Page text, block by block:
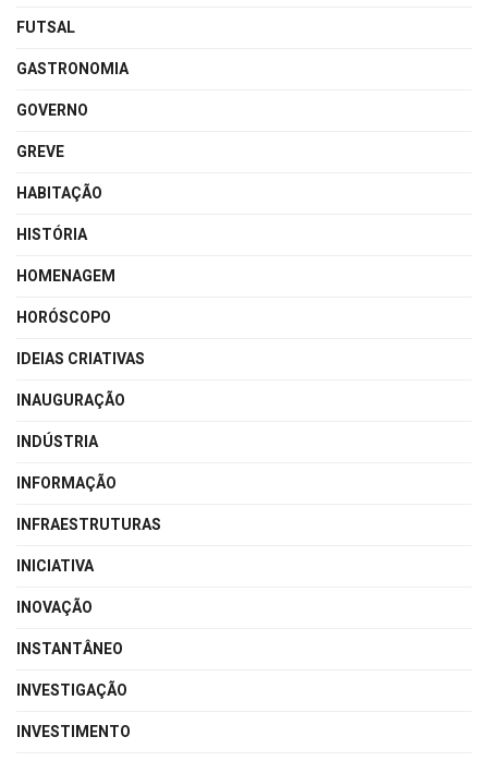
FUTSAL
GASTRONOMIA
GOVERNO
GREVE
HABITAÇÃO
HISTÓRIA
HOMENAGEM
HORÓSCOPO
IDEIAS CRIATIVAS
INAUGURAÇÃO
INDÚSTRIA
INFORMAÇÃO
INFRAESTRUTURAS
INICIATIVA
INOVAÇÃO
INSTANTÂNEO
INVESTIGAÇÃO
INVESTIMENTO